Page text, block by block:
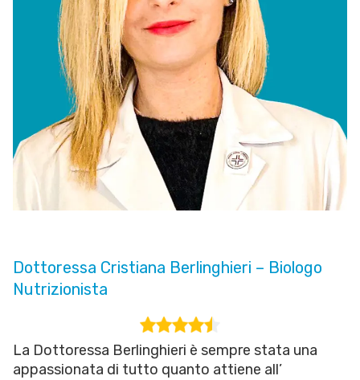
Dottoressa Cristiana Berlinghieri – Biologo
Nutrizionista
La Dottoressa Berlinghieri è sempre stata una
appassionata di tutto quanto attiene all’